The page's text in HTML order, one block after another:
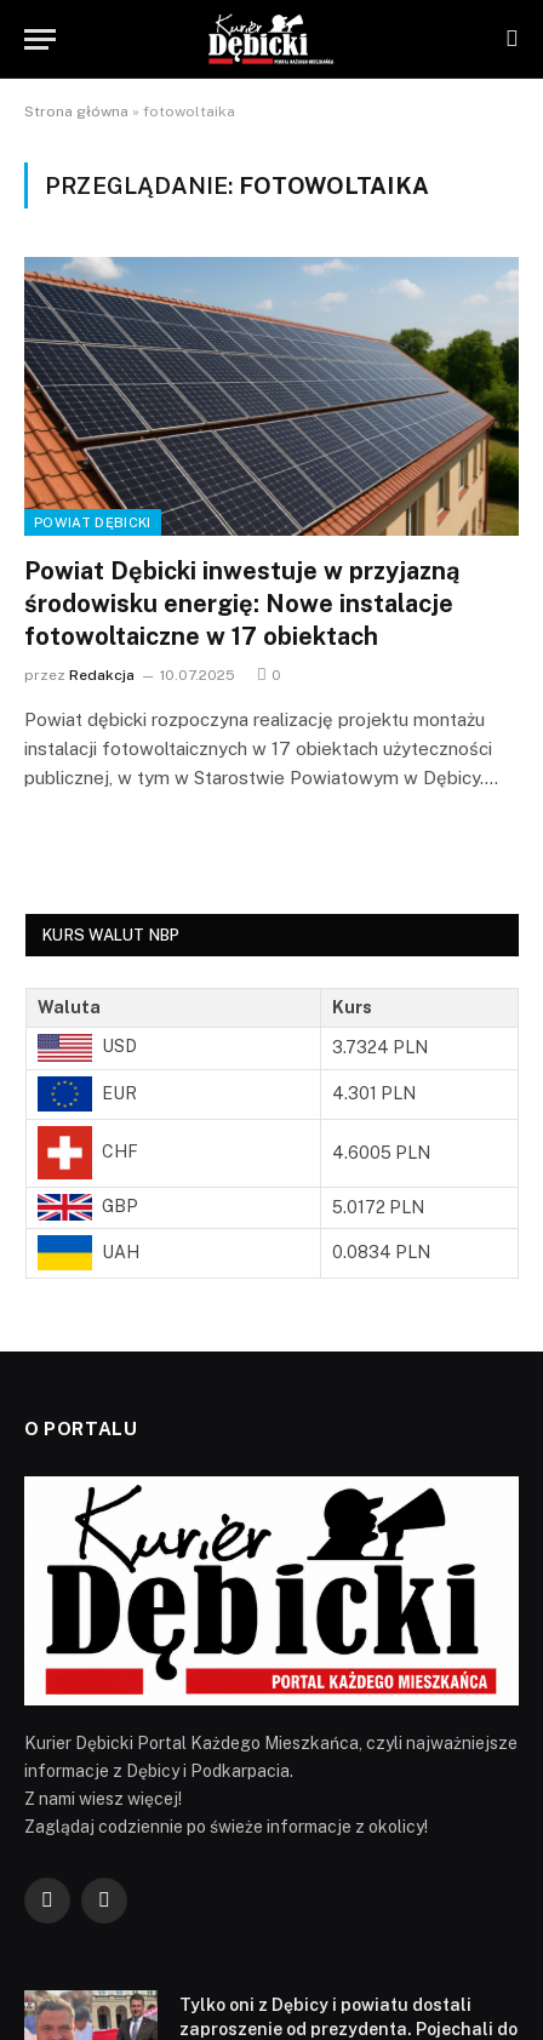
Strona główna » fotowoltaika
PRZEGLĄDANIE: FOTOWOLTAIKA
POWIAT DĘBICKI
Powiat Dębicki inwestuje w przyjazną
środowisku energię: Nowe instalacje
fotowoltaiczne w 17 obiektach
przez Redakcja 10.07.2025 0
Powiat dębicki rozpoczyna realizację projektu montażu
instalacji fotowoltaicznych w 17 obiektach użyteczności
publicznej, w tym w Starostwie Powiatowym w Dębicy.…
KURS WALUT NBP
Waluta Kurs
USD 3.7324 PLN
EUR 4.301 PLN
CHF 4.6005 PLN
GBP 5.0172 PLN
UAH 0.0834 PLN
O PORTALU
Kurier Dębicki Portal Każdego Mieszkańca, czyli najważniejsze
informacje z Dębicy i Podkarpacia.
Z nami wiesz więcej!
Zaglądaj codziennie po świeże informacje z okolicy!
FacebookYouTube
Tylko oni z Dębicy i powiatu dostali
zaproszenie od prezydenta. Pojechali do